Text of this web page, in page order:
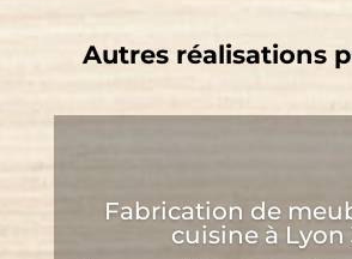
Autres réalisations
Fabrication de
cuisine à Lyon